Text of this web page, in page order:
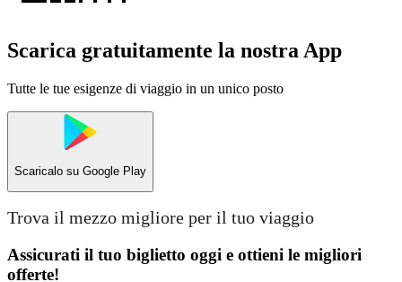
Scarica gratuitamente la nostra App
Tutte le tue esigenze di viaggio in un unico posto
Scaricalo su Google Play
Trova il mezzo migliore per il tuo viaggio
Assicurati il ​​tuo biglietto oggi e ottieni le migliori
offerte!